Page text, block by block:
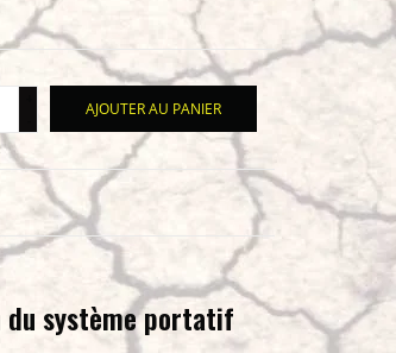
résultat
Entrée
pour
de
AJOUTER AU PANIER
du système portatif